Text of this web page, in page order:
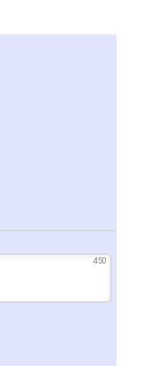
450